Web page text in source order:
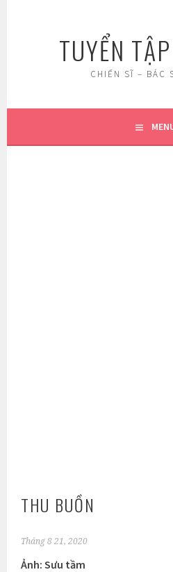
TUYỂN
CHIẾN SĨ – BÁC
THU BUỒN
Tháng 8 21, 2020
Ảnh: Sưu tầm